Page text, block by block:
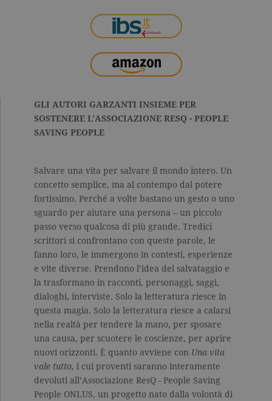
GLI AUTORI GARZANTI INSIEME PER
SOSTENERE L’ASSOCIAZIONE RESQ - PEOPLE
SAVING PEOPLE
Salvare una vita per salvare il mondo intero. Un
concetto semplice, ma al contempo dal potere
fortissimo. Perché a volte bastano un gesto o uno
sguardo per aiutare una persona – un piccolo
passo verso qualcosa di più grande. Tredici
scrittori si confrontano con queste parole, le
fanno loro, le immergono in contesti, esperienze
e vite diverse. Prendono l’idea del salvataggio e
la trasformano in racconti, personaggi, saggi,
dialoghi, interviste. Solo la letteratura riesce in
questa magia. Solo la letteratura riesce a calarsi
nella realtà per tendere la mano, per sposare
una causa, per scuotere le coscienze, per aprire
nuovi orizzonti. È quanto avviene con Una vita
vale tutto, i cui proventi saranno interamente
devoluti all’Associazione ResQ - People Saving
People ONLUS, un progetto nato dalla volontà di